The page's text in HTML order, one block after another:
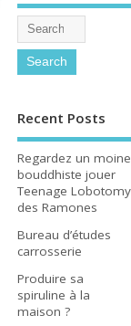
Recent Posts
Regardez un moine
bouddhiste jouer
Teenage Lobotomy
des Ramones
Bureau d’études
carrosserie
Produire sa
spiruline à la
maison ?